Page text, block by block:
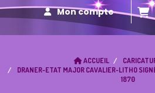
Mon compte
ACCUEIL
DRANER-ETAT MAJOR CAVALIER-LITHO
1870